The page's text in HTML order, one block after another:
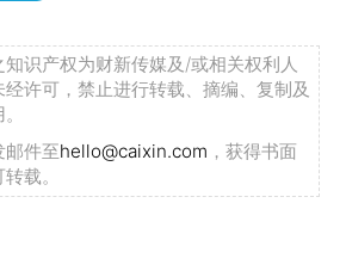
识产权为财新传媒及/或相关权利人
许可，禁止进行转载、摘编、复制及
邮件至hello@caixin.com ，获得书面
载。